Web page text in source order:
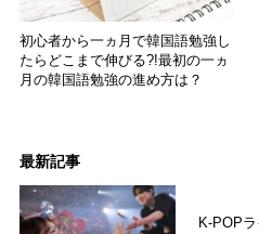
初心者から一ヵ月で韓国語勉強し
たらどこまで伸びる?!最初の一ヵ
月の韓国語勉強の進め方は？
最新記事
K-POP